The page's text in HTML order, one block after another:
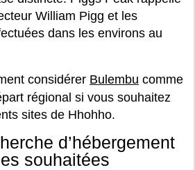
William Pigg et les
dans les environs au
considérer Bulembu comme
régional si vous souhaitez
sites de Hhohho.
d’hébergement
souhaitées